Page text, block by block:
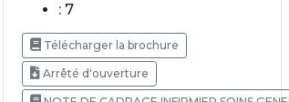
: 7
Télécharger la brochure
Arrêté d'ouverture